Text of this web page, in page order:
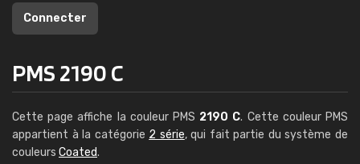
Connecter
PMS 2190 C
Cette page affiche la couleur PMS 2190 C. Cette couleur PMS
appartient à la catégorie 2 série, qui fait partie du système de
couleurs Coated.